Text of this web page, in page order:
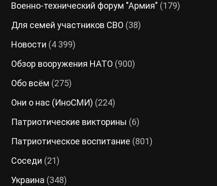
Военно-технический форум "Армия" (179)
Для семей участников СВО (38)
Новости (4 399)
Обзор вооружения НАТО (900)
Обо всём (275)
Они о нас (ИноСМИ) (224)
Патриотические викторины (6)
Патриотическое воспитание (801)
Соседи (21)
Украина (348)